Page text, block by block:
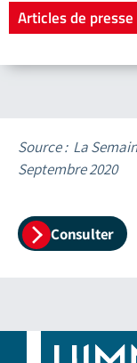
Articles de presse
Source : La
Septembre 2020
Consulter